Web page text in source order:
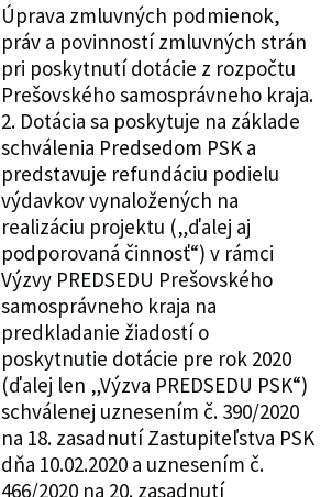
Úprava zmluvných podmienok,
práv a povinností zmluvných strán
pri poskytnutí dotácie z rozpočtu
Prešovského samosprávneho kraja.
2. Dotácia sa poskytuje na základe
schválenia Predsedom PSK a
predstavuje refundáciu podielu
výdavkov vynaložených na
realizáciu projektu („ďalej aj
podporovaná činnosť“) v rámci
Výzvy PREDSEDU Prešovského
samosprávneho kraja na
predkladanie žiadostí o
poskytnutie dotácie pre rok 2020
(ďalej len „Výzva PREDSEDU PSK“)
schválenej uznesením č. 390/2020
na 18. zasadnutí Zastupiteľstva PSK
dňa 10.02.2020 a uznesením č.
466/2020 na 20. zasadnutí